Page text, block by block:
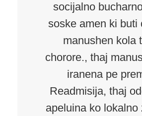
socijalno
soske amen ki buti
manushen kola
chorore., thaj
iranena pe
Readmisija, thaj
apeluina ko lokalno